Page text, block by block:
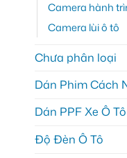
Camera hành
Camera lùi ô tô
Chưa phân loại
Dán Phim Cách
Dán PPF Xe Ô Tô
Độ Đèn Ô Tô